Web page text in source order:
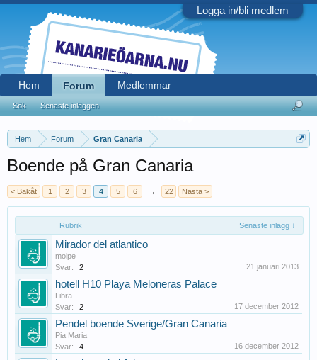
Logga in/bli medlem
Hem Forum Gran Canaria
Boende på Gran Canaria
< Bakåt 1 2 3 4 5 6 → 22 Nästa >
Rubrik Senaste inlägg ↓
Mirador del atlantico
molpe
Svar:
2 21 januari 2013
hotell H10 Playa Meloneras Palace
Libra
Svar:
2 17 december 2012
Pendel boende Sverige/Gran Canaria
Pia Maria
Svar:
4 16 december 2012
Hem Forum
Sök Senaste inläggen
Medlemmar